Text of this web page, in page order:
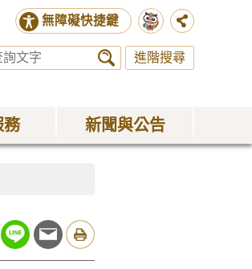
無障礙快捷鍵
進階搜尋
務 新聞與公告